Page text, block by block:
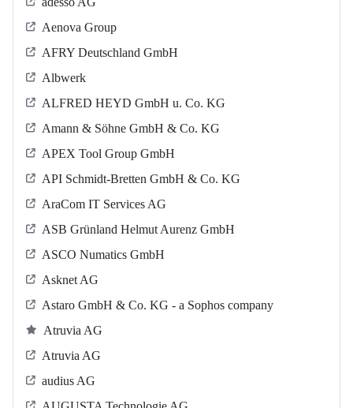
Aenova Group
AFRY Deutschland GmbH
Albwerk
ALFRED HEYD GmbH u. Co. KG
Amann & Söhne GmbH & Co. KG
APEX Tool Group GmbH
API Schmidt-Bretten GmbH & Co. KG
AraCom IT Services AG
ASB Grün­land Helmut Au­renz GmbH
ASCO Numatics GmbH
Asknet AG
Astaro GmbH & Co. KG - a Sophos company
Atruvia AG
Atruvia AG
audius AG